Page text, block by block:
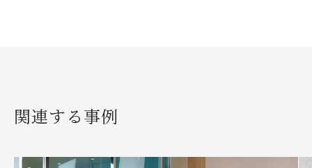
関連する事例